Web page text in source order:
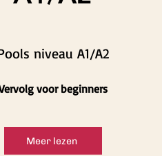
niveau A1/A2
voor beginners
Meer lezen